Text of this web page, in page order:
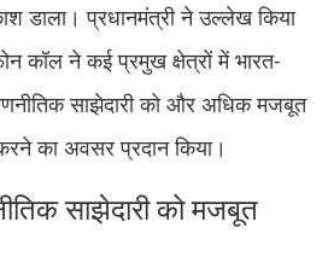
डाला। प्रधानमंत्री ने उल्लेख किया
कॉल ने कई प्रमुख क्षेत्रों में भारत-
साझेदारी को और अधिक मजबूत
का अवसर प्रदान किया।
साझेदारी को मजबूत